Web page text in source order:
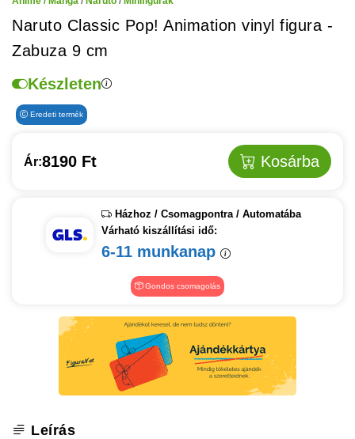
Naruto Classic Pop! Animation vinyl figura -
Zabuza 9 cm
Készleten
Eredeti termék
Ár:8190 Ft Kosárba
Házhoz / Csomagpontra / Automatába
Várható kiszállítási idő:
6-11 munkanap
Gondos csomagolás
Leírás